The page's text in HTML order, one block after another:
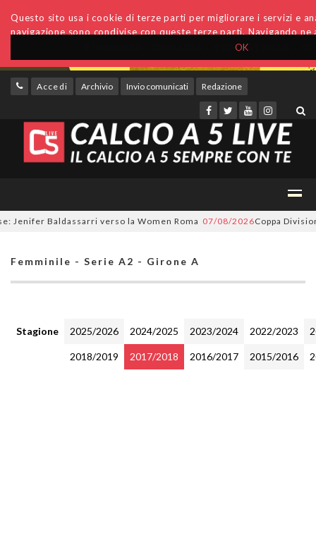
OK
Questo sito usa i cookie di terze parti per migliorare i servizi e
navigazione sono condivise con queste terze parti. Navigando
Accedi Archivio Invio comunicati Redazione
Baldassarri verso la Women Roma 07/08/2026Coppa Divisione,
Femminile - Serie A2 - Girone A
Stagione 2025/2026 2024/2025 2023/2024 2022/2023
2018/2019 2017/2018 2016/2017 2015/2016